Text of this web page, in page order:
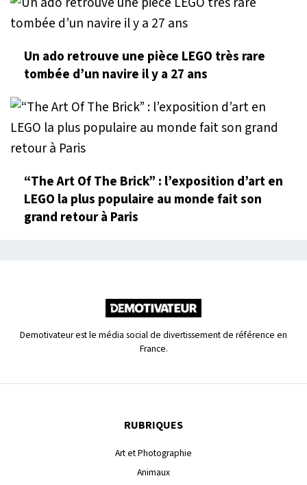
Un ado retrouve une pièce LEGO très rare
tombée d’un navire il y a 27 ans
“The Art Of The Brick” : l’exposition d’art en
LEGO la plus populaire au monde fait son
grand retour à Paris
Demotivateur est le média social de divertissement de référence en
France.
RUBRIQUES
Art et Photographie
Animaux